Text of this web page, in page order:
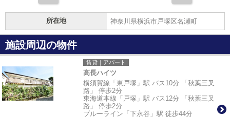
所在地 神奈川県横浜市戸塚区名瀬町
施設周辺の物件
賃貸｜アパート
高長ハイツ
横須賀線「東戸塚」駅 バス10分 「秋葉三叉
路」 停歩2分
東海道本線「戸塚」駅 バス12分 「秋葉三叉
路」 停歩2分
ブルーライン「下永谷」駅 徒歩44分